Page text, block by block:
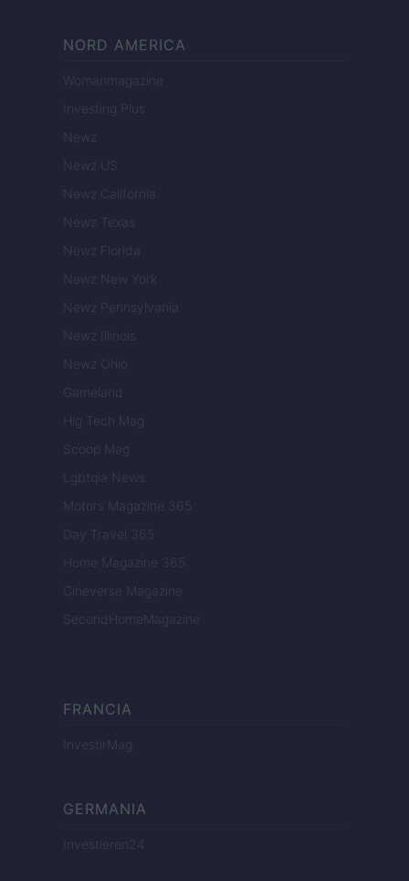
NORD AMERICA
Womanmagazine
Investing Plus
Newz
Newz US
Newz California
Newz Texas
Newz Florida
Newz New York
Newz Pennsylvania
Newz Illinois
Newz Ohio
Gameland
Hig Tech Mag
Scoop Mag
Lgbtqia News
Motors Magazine 365
Day Travel 365
Home Magazine 365
Cineverse Magazine
SecondHomeMagazine
FRANCIA
InvestirMag
GERMANIA
Investieren24